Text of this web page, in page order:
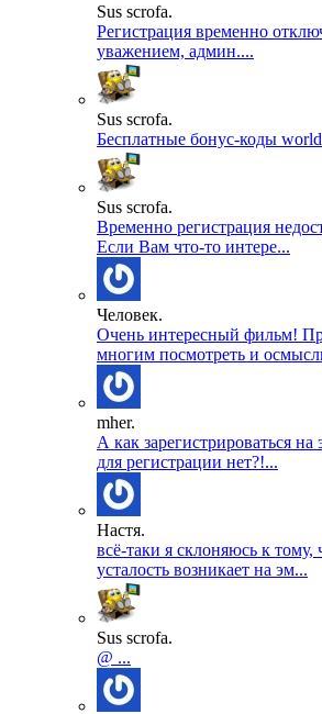
Sus scrofa.
Регистрация временно
уважением, админ....
Sus scrofa.
Бесплатные бонус-коды
Sus scrofa.
Временно регистрация
Если Вам что-то интере...
Человек.
Очень интересный фильм!
многим посмотреть и
mher.
А как зарегистрироваться на
для регистрации нет?!...
Настя.
всё-таки я склоняюсь к тому,
усталость возникает на эм...
Sus scrofa.
@ ...